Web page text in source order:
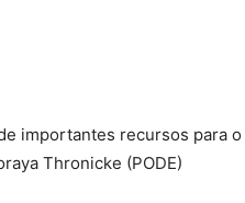
importantes recursos para o
Thronicke (PODE)